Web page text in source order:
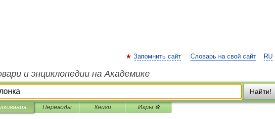
RU
Запомнить сайт Словарь на свой сайт
и энциклопедии на Академике
Найти!
Переводы Книги Игры ⚽